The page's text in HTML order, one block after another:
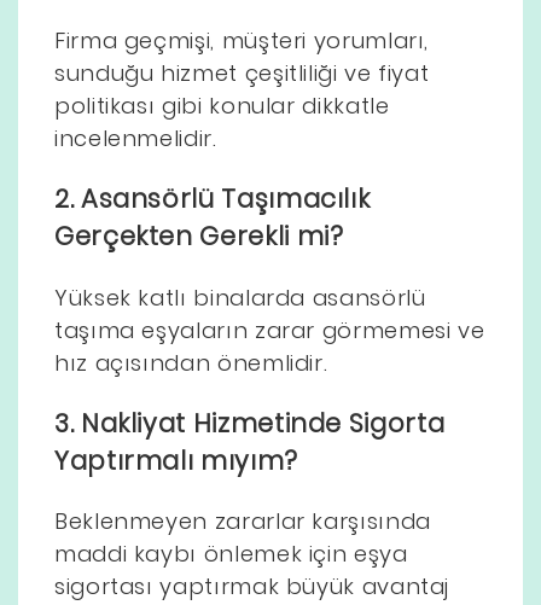
Firma geçmişi, müşteri yorumları,
sunduğu hizmet çeşitliliği ve fiyat
politikası gibi konular dikkatle
incelenmelidir.
2. Asansörlü Taşımacılık
Gerçekten Gerekli mi?
Yüksek katlı binalarda asansörlü
taşıma eşyaların zarar görmemesi ve
hız açısından önemlidir.
3. Nakliyat Hizmetinde Sigorta
Yaptırmalı mıyım?
Beklenmeyen zararlar karşısında
maddi kaybı önlemek için eşya
sigortası yaptırmak büyük avantaj